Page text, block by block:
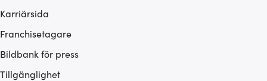
Karriärsida
Franchisetagare
Bildbank för press
Tillgänglighet